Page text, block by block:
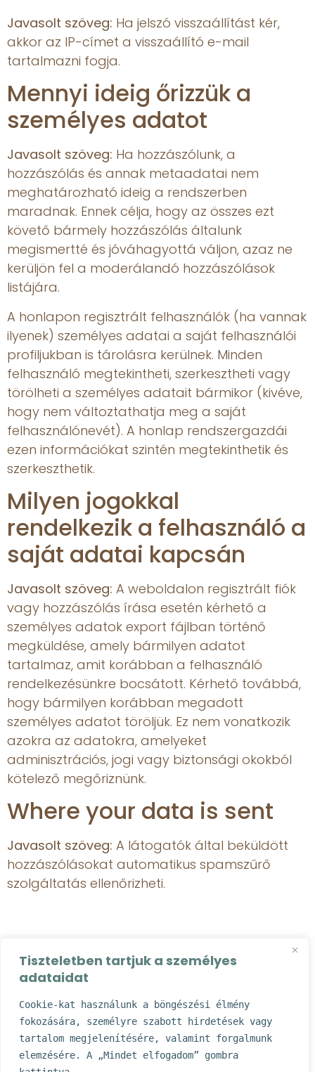
Tiszteletben tartjuk a személyes
adataidat
Cookie-kat használunk a böngészési élmény
fokozására, személyre szabott hirdetések vagy
tartalom megjelenítésére, valamint forgalmunk
elemzésére. A „Mindet elfogadom” gombra
Javasolt szöveg: Ha jelszó visszaállítást kér,
akkor az IP-címet a visszaállító e-mail
tartalmazni fogja.
Mennyi ideig őrizzük a
személyes adatot
Javasolt szöveg: Ha hozzászólunk, a
hozzászólás és annak metaadatai nem
meghatározható ideig a rendszerben
maradnak. Ennek célja, hogy az összes ezt
követő bármely hozzászólás általunk
megismertté és jóváhagyottá váljon, azaz ne
kerüljön fel a moderálandó hozzászólások
listájára.
A honlapon regisztrált felhasználók (ha vannak
ilyenek) személyes adatai a saját felhasználói
profiljukban is tárolásra kerülnek. Minden
felhasználó megtekintheti, szerkesztheti vagy
törölheti a személyes adatait bármikor (kivéve,
hogy nem változtathatja meg a saját
felhasználónevét). A honlap rendszergazdái
ezen információkat szintén megtekinthetik és
szerkeszthetik.
Milyen jogokkal
rendelkezik a felhasználó a
saját adatai kapcsán
Javasolt szöveg: A weboldalon regisztrált fiók
vagy hozzászólás írása esetén kérhető a
személyes adatok export fájlban történő
megküldése, amely bármilyen adatot
tartalmaz, amit korábban a felhasználó
rendelkezésünkre bocsátott. Kérhető továbbá,
hogy bármilyen korábban megadott
személyes adatot töröljük. Ez nem vonatkozik
azokra az adatokra, amelyeket
adminisztrációs, jogi vagy biztonsági okokból
kötelező megőriznünk.
Where your data is sent
Javasolt szöveg: A látogatók által beküldött
hozzászólásokat automatikus spamszűrő
szolgáltatás ellenőrizheti.
Copyright © 2026 | Powered by Faficeramics
A weboldalt készítette:RezedaStúdió
Kövess!